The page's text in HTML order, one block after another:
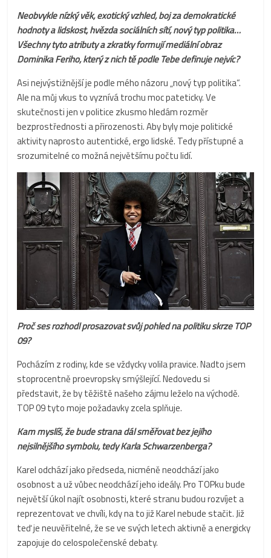
Neobvykle nízký věk, exotický vzhled, boj za demokratické
hodnoty a lidskost, hvězda sociálních sítí, nový typ politika…
Všechny tyto atributy a zkratky formují mediální obraz
Dominika Feriho, který z nich tě podle Tebe definuje nejvíc?
Asi nejvýstižnější je podle mého názoru „nový typ politika“.
Ale na můj vkus to vyznívá trochu moc pateticky. Ve
skutečnosti jen v politice zkusmo hledám rozměr
bezprostřednosti a přirozenosti. Aby byly moje politické
aktivity naprosto autentické, ergo lidské. Tedy přístupné a
srozumitelné co možná největšímu počtu lidí.
Proč ses rozhodl prosazovat svůj pohled na politiku skrze TOP
09?
Pocházím z rodiny, kde se vždycky volila pravice. Nadto jsem
stoprocentně proevropsky smýšlející. Nedovedu si
představit, že by těžiště našeho zájmu leželo na východě.
TOP 09 tyto moje požadavky zcela splňuje.
Kam myslíš, že bude strana dál směřovat bez jejího
nejsilnějšího symbolu, tedy Karla Schwarzenberga?
Karel odchází jako předseda, nicméně neodchází jako
osobnost a už vůbec neodchází jeho ideály. Pro TOPku bude
největší úkol najít osobnosti, které stranu budou rozvíjet a
reprezentovat ve chvíli, kdy na to již Karel nebude stačit. Již
teď je neuvěřitelné, že se ve svých letech aktivně a energicky
zapojuje do celospolečenské debaty.